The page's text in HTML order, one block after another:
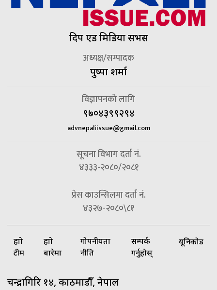
दिप एड मिडिया सर्भिस
अध्यक्ष/सम्पादक
पुष्पा शर्मा
विज्ञापनको लागि
९७०४३९९२९४
advnepaliissue@gmail.com
सूचना विभाग दर्ता नं.
४३३३-२०८०/२०८१
प्रेस काउन्सिलमा दर्ता नं.
४३२७-२०८०\८१
हाम्रो
टीम
हाम्रो
बारेमा
गोपनीयता
नीति
सम्पर्क
गर्नुहोस्
यूनिकोड
चन्द्रागिरि १४, काठमाडौँ, नेपाल